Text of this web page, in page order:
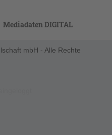
Mediadaten DIGITAL
mbH - Alle Rechte